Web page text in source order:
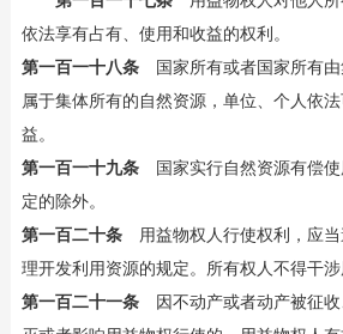
依法享有占有、使用和收益的权利。
第一百一十八条国家所有或者国家所有由
属于集体所有的自然资源，单位、个人依
益。
第一百一十九条国家实行自然资源有偿使
定的除外。
第一百二十条用益物权人行使权利，应当
理开发利用资源的规定。所有权人不得干涉
第一百二十一条因不动产或者动产被征收